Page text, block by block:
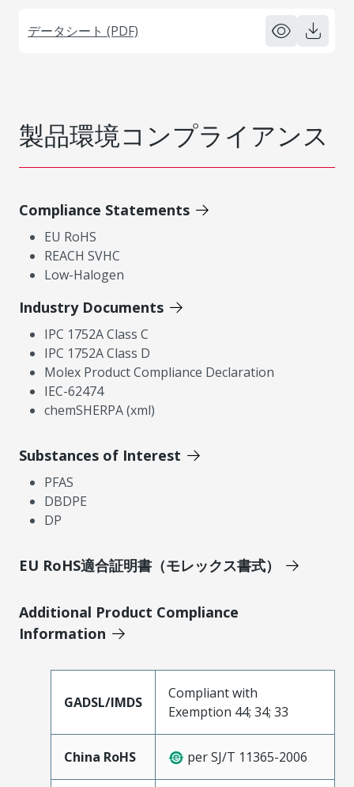
データシート (PDF)
製品環境コンプライアンス
Compliance Statements
EU RoHS
REACH SVHC
Low-Halogen
Industry Documents
IPC 1752A Class C
IPC 1752A Class D
Molex Product Compliance Declaration
IEC-62474
chemSHERPA (xml)
Substances of Interest
PFAS
DBDPE
DP
EU RoHS適合証明書（モレックス書式）
Additional Product Compliance
Information
GADSL/IMDS
Compliant with
Exemption 44; 34; 33
China RoHS per SJ/T 11365-2006